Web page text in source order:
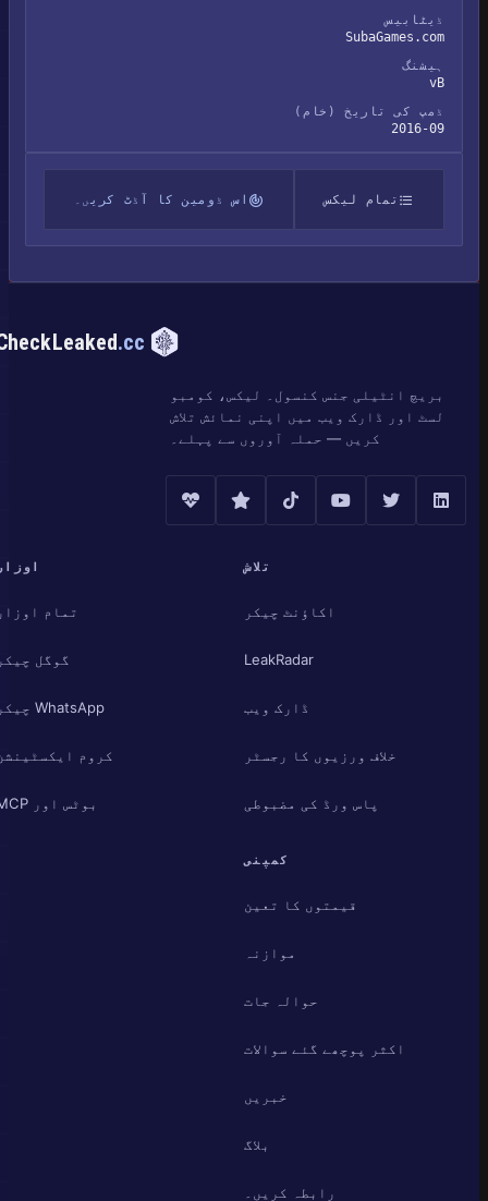
ڈیٹابیس
SubaGames.com
ہیشنگ
ڈمپ کی تاریخ (خام)
2016-09
تمام لیکس اس ڈومین کا آڈٹ کریں۔
CheckLeaked.cc
بریچ انٹیلی جنس کنسول۔ لیکس، کومبو
لسٹ اور ڈارک ویب میں اپنی نمائش تلاش
کریں — حملہ آوروں سے پہلے۔
تلاش
اکاؤنٹ چیکر
LeakRadar
ڈارک ویب
خلاف ورزیوں کا رجسٹر
پاس ورڈ کی مضبوطی
اوزار
تمام اوزار
گوگل چیکر
WhatsApp چیکر
کروم ایکسٹینشن
بوٹس اور MCP
کمپنی
قیمتوں کا تعین
موازنہ
حوالہ جات
اکثر پوچھے گئے سوالات
خبریں
بلاگ
رابطہ کریں۔